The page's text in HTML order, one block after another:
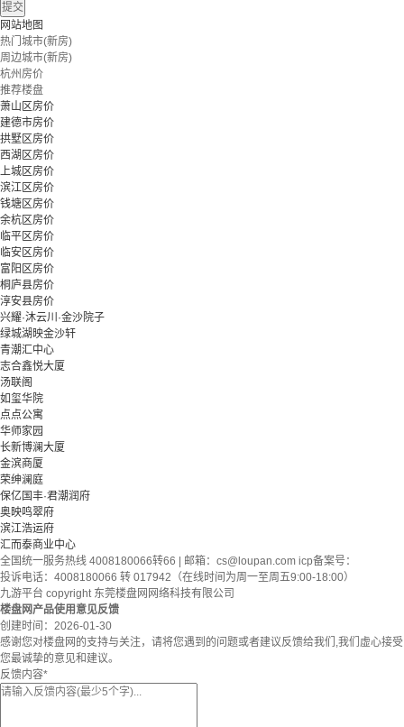
提交
网站地图
热门城市(新房)
周边城市(新房)
杭州房价
推荐楼盘
萧山区房价
建德市房价
拱墅区房价
西湖区房价
上城区房价
滨江区房价
钱塘区房价
余杭区房价
临平区房价
临安区房价
富阳区房价
桐庐县房价
淳安县房价
兴耀·沐云川·金沙院子
绿城湖映金沙轩
青潮汇中心
志合鑫悦大厦
汤联阁
如玺华院
点点公寓
华师家园
长新博澜大厦
金滨商厦
荣绅澜庭
保亿国丰·君潮润府
奥映鸣翠府
滨江浩运府
汇而泰商业中心
全国统一服务热线 4008180066转66 | 邮箱： cs@loupan.com icp备案号：
投诉电话：4008180066 转 017942（在线时间为周一至周五9:00-18:00）
九游平台 copyright 东莞楼盘网网络科技有限公司
楼盘网产品使用意见反馈
创建时间： 2026-01-30
感谢您对楼盘网的支持与关注，请将您遇到的问题或者建议反馈给我们,我们虚心接受
您最诚挚的意见和建议。
反馈内容*